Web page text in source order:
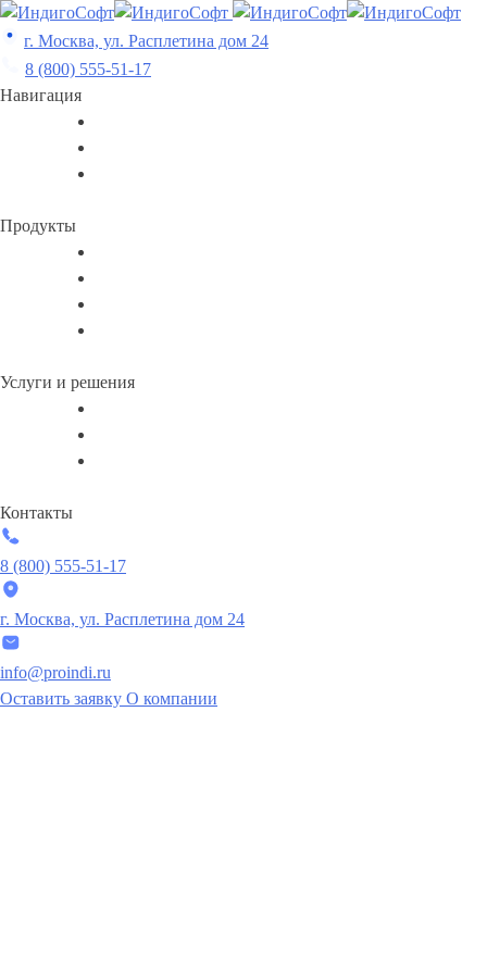
Skip
to
content
г. Москва, ул. Расплетина дом 24
8 (800) 555-51-17
Навигация
Продукты
Услуги и решения
Контакты
8 (800) 555-51-17
г. Москва, ул. Расплетина дом 24
info@proindi.ru
Оставить заявку О компании